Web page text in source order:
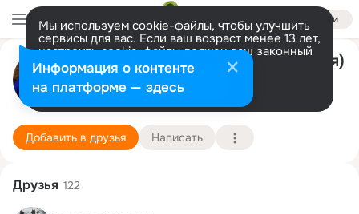
Войти
Мы используем cookie-файлы, чтобы улучшить
сервисы для вас. Если ваш возраст менее 13 лет,
настроить cookie-файлы должен ваш законный
представитель. Больше информации
Разрешить все Настроить
Екатерина Царева (Голишевская)
Москва
7 декабря (40 лет)
4 гимназия им. И.С. НикитинаПодробнее
Добавить в друзья Написать
Друзья 122
Информация о контенте
на платформе — здесь